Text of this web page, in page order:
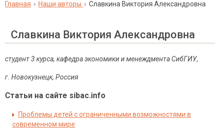
Главная Наши авторы Славкина Виктория Александровна
Славкина Виктория Александровна
студент 3 курса, кафедра экономики и менеждмента СибГИУ,
г. Новокузнецк, Россия
Статьи на сайте sibac.info
Проблемы детей с ограниченными возможностями в
современном мире